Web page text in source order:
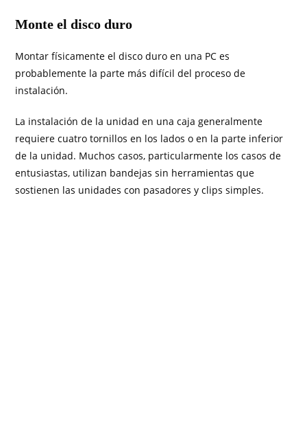
Monte el disco duro
Montar físicamente el disco duro en una PC es
probablemente la parte más difícil del proceso de
instalación.
La instalación de la unidad en una caja generalmente
requiere cuatro tornillos en los lados o en la parte inferior
de la unidad. Muchos casos, particularmente los casos de
entusiastas, utilizan bandejas sin herramientas que
sostienen las unidades con pasadores y clips simples.